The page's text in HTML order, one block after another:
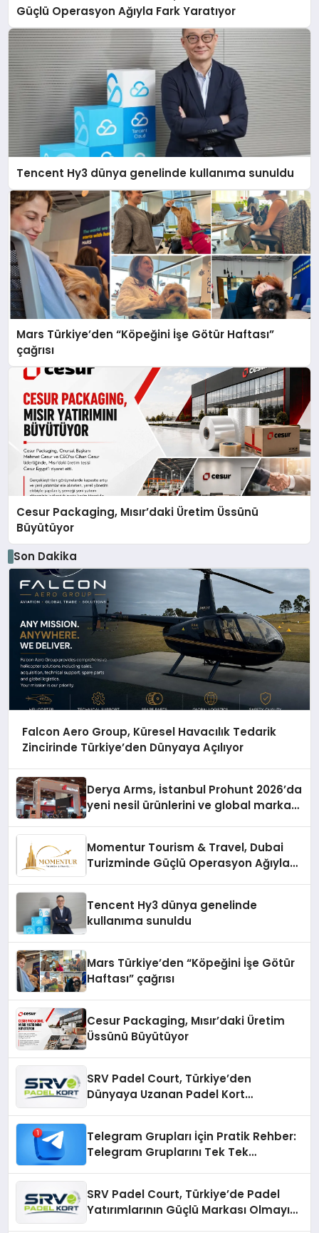
Güçlü Operasyon Ağıyla Fark Yaratıyor
Tencent Hy3 dünya genelinde kullanıma sunuldu
Mars Türkiye’den “Köpeğini İşe Götür Haftası”
çağrısı
Cesur Packaging, Mısır’daki Üretim Üssünü
Büyütüyor
Son Dakika
Falcon Aero Group, Küresel Havacılık Tedarik
Zincirinde Türkiye’den Dünyaya Açılıyor
Derya Arms, İstanbul Prohunt 2026’da
yeni nesil ürünlerini ve global marka
Momentur Tourism & Travel, Dubai
Turizminde Güçlü Operasyon Ağıyla
Tencent Hy3 dünya genelinde
kullanıma sunuldu
Mars Türkiye’den “Köpeğini İşe Götür
Haftası” çağrısı
Cesur Packaging, Mısır’daki Üretim
Üssünü Büyütüyor
SRV Padel Court, Türkiye’den
Dünyaya Uzanan Padel Kort
Telegram Grupları İçin Pratik Rehber:
Telegram Gruplarını Tek Tek
SRV Padel Court, Türkiye’de Padel
Yatırımlarının Güçlü Markası Olmayı